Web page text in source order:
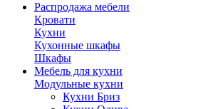
Распродажа мебели
Кровати
Кухни
Кухонные шкафы
Шкафы
Мебель для кухни
Модульные кухни
Кухни Бриз